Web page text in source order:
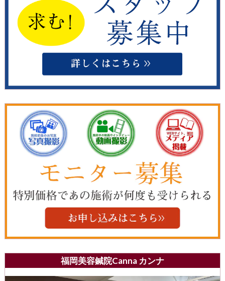
福岡美容鍼院Canna カンナ